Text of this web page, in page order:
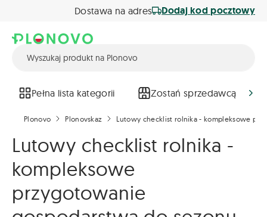
Dostawa na adres Dodaj kod pocztowy
Pełna lista kategorii Zostań sprzedawcą
Plonovo Plonovskaz Lutowy checklist rolnika - kompleksowe
Lutowy checklist rolnika -
kompleksowe
przygotowanie